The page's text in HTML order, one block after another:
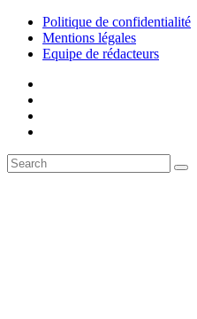
Politique de confidentialité
Mentions légales
Equipe de rédacteurs